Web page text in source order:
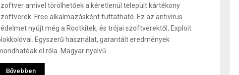
amivel törölhetőek a kéretlenül települt kártékony
Free alkalmazásként futtatható. Ez az antivírus
nyújt még a Rootkitek, és trójai szoftverektől, Exploit
Egyszerű használat, garantált eredmények
el róla. Magyar nyelvű....
Bővebben